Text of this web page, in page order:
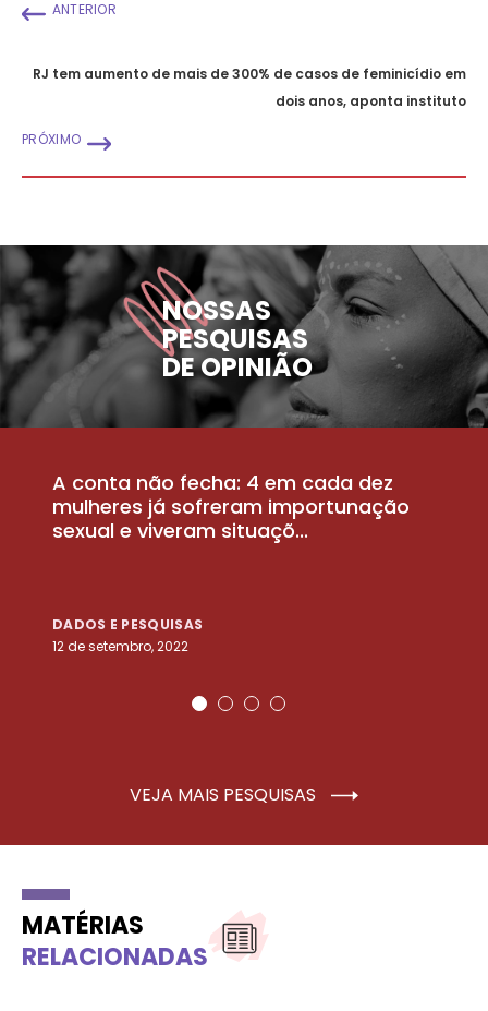
ANTERIOR
RJ tem aumento de mais de 300% de casos de feminicídio em
dois anos, aponta instituto
PRÓXIMO
NOSSAS
PESQUISAS
DE OPINIÃO
A conta não fecha: 4 em cada dez
mulheres já sofreram importunação
sexual e viveram situaçõ...
DADOS E PESQUISAS
12 de setembro, 2022
VEJA MAIS PESQUISAS
MATÉRIAS
RELACIONADAS